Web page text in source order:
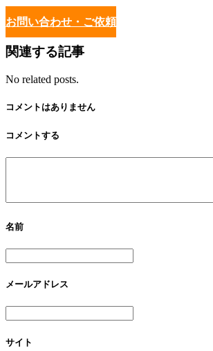
お問い合わせ・ご依頼
関連する記事
No related posts.
コメントはありません
コメントする
名前
メールアドレス
サイト